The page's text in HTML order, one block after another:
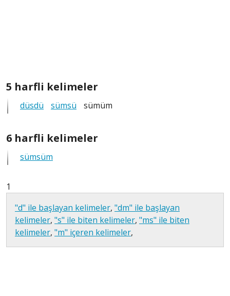
5 harfli kelimeler
tüm
düsdü sümsü sümüm
6 harfli kelimeler
sümsüm
1
"d" ile başlayan kelimeler, "dm" ile başlayan
kelimeler, "s" ile biten kelimeler, "ms" ile biten
kelimeler, "m" içeren kelimeler,